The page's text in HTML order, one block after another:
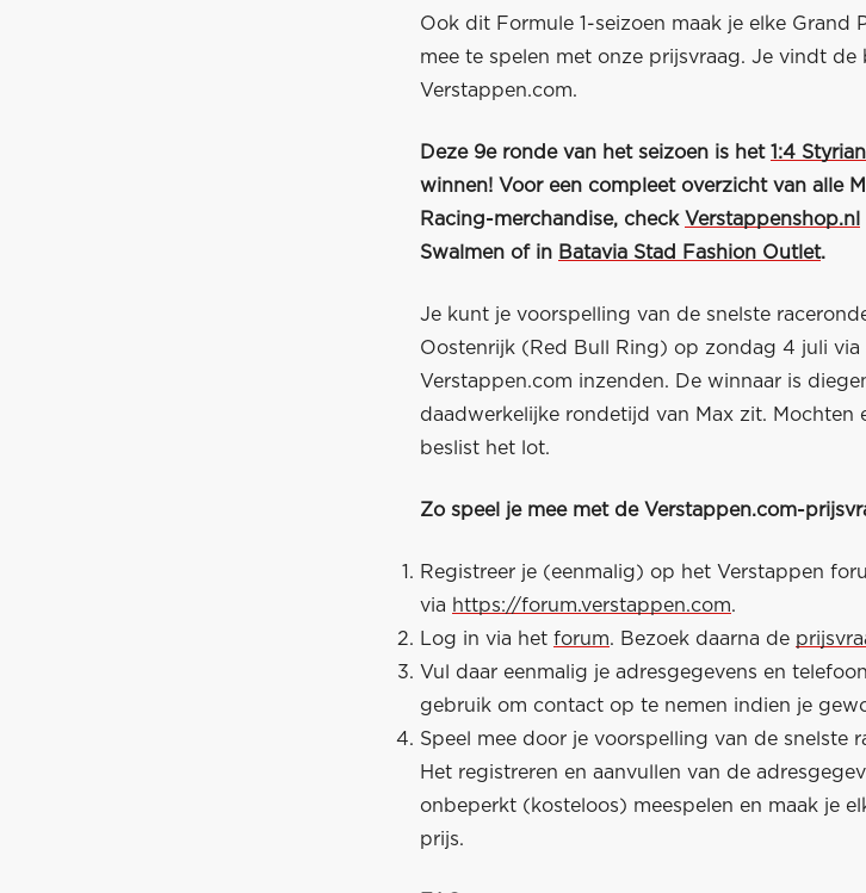
Ook dit Formule 1-seizoen maak je elke Grand
mee te spelen met onze prijsvraag. Je vindt
Verstappen.com.
Deze 9e ronde van het seizoen is het 1:4
winnen! Voor een compleet overzicht van alle
Racing-merchandise, check Verstappenshop.nl
Swalmen of in Batavia Stad Fashion Outlet.
Je kunt je voorspelling van de snelste
Oostenrijk (Red Bull Ring) op zondag 4 juli
Verstappen.com inzenden. De winnaar is
daadwerkelijke rondetijd van Max zit. Mochten
beslist het lot.
Zo speel je mee met de Verstappen.com-
Registreer je (eenmalig) op het Verstappen
via https://forum.verstappen.com.
Log in via het forum. Bezoek daarna de
Vul daar eenmalig je adresgegevens en
gebruik om contact op te nemen indien je
Speel mee door je voorspelling van de snelste
Het registreren en aanvullen van de
onbeperkt (kosteloos) meespelen en maak je
prijs.